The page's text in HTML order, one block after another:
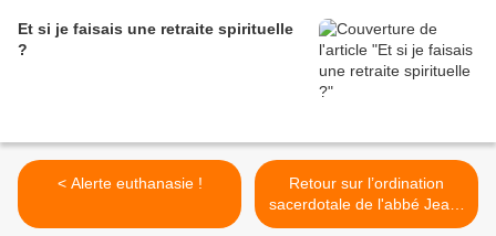
Et si je faisais une retraite spirituelle
?
< Alerte euthanasie !
Retour sur l’ordination
sacerdotale de l'abbé Jean-
François Beaudesson, de la